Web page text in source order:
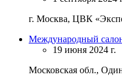
г. Москва, ЦВК
Международный
19 июня 2024 г.
Московская обл.,